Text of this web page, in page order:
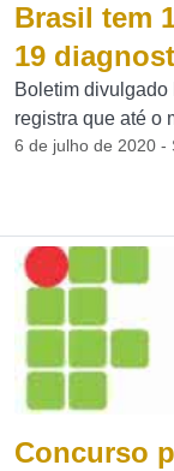
Brasil tem
19
Boletim
registra que até o
6 de julho de 2020 -
Concurso